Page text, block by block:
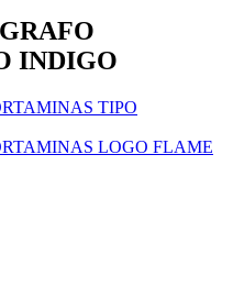
INDIGO
TIPO
LOGO FLAME